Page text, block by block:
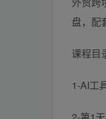
盘，配
课程目
1-AI工